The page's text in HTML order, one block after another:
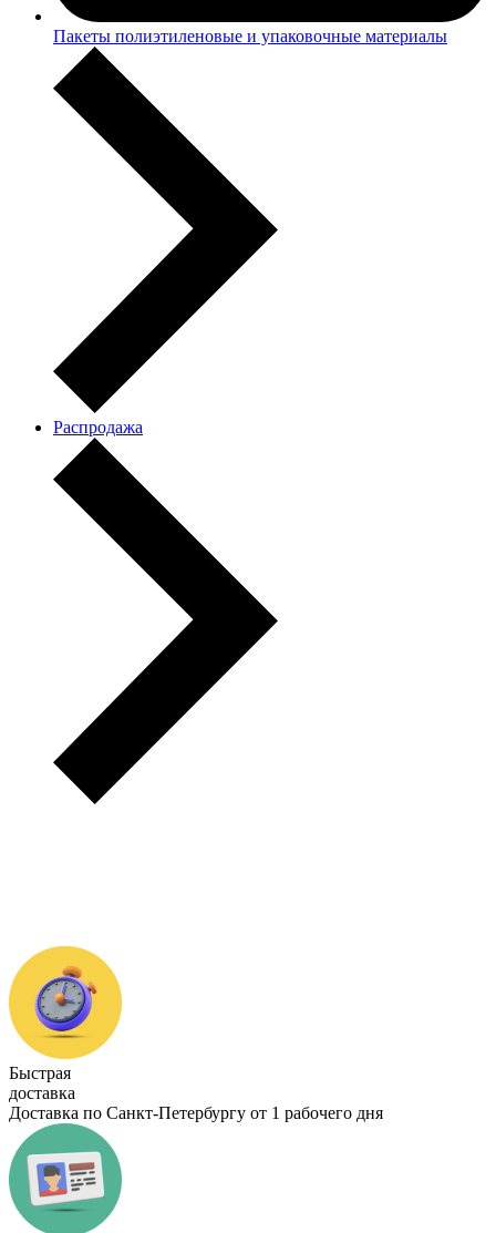
Пакеты полиэтиленовые и упаковочные материалы
Распродажа
Быстрая
доставка
Доставка по Санкт-Петербургу от 1 рабочего дня